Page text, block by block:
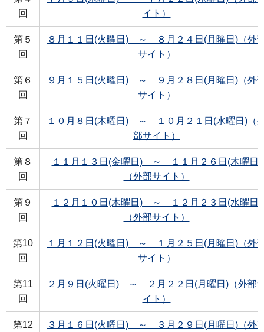
回
イト）
第５
回
８月１１日(火曜日) ～ ８月２４日(月曜日)（外
サイト）
第６
回
９月１５日(火曜日) ～ ９月２８日(月曜日)（外
サイト）
第７
回
１０月８日(木曜日) ～ １０月２１日(水曜日)（
部サイト）
第８
回
１１月１３日(金曜日) ～ １１月２６日(木曜日)
（外部サイト）
第９
回
１２月１０日(木曜日) ～ １２月２３日(水曜日)
（外部サイト）
第10
回
１月１２日(火曜日) ～ １月２５日(月曜日)（外
サイト）
第11
回
２月９日(火曜日) ～ ２月２２日(月曜日)（外部
イト）
第12
３月１６日(火曜日) ～ ３月２９日(月曜日)（外